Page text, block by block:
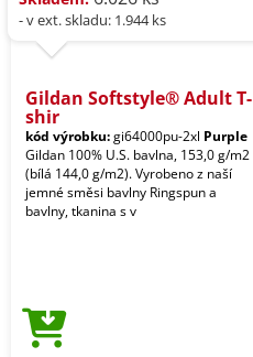
- v ext. skladu: 1.944 ks
Gildan Softstyle® Adult T-
shir
kód výrobku:gi64000pu-2xl Purple
Gildan 100% U.S. bavlna, 153,0 g/m2
(bílá 144,0 g/m2). Vyrobeno z naší
jemné směsi bavlny Ringspun a
bavlny, tkanina s v